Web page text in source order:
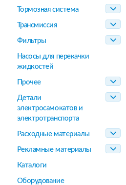
Тормозная система
Трансмиссия
Фильтры
Насосы для перекачки
жидкостей
Прочее
Детали
электросамокатов и
электротранспорта
Расходные материалы
Рекламные материалы
Каталоги
Оборудование